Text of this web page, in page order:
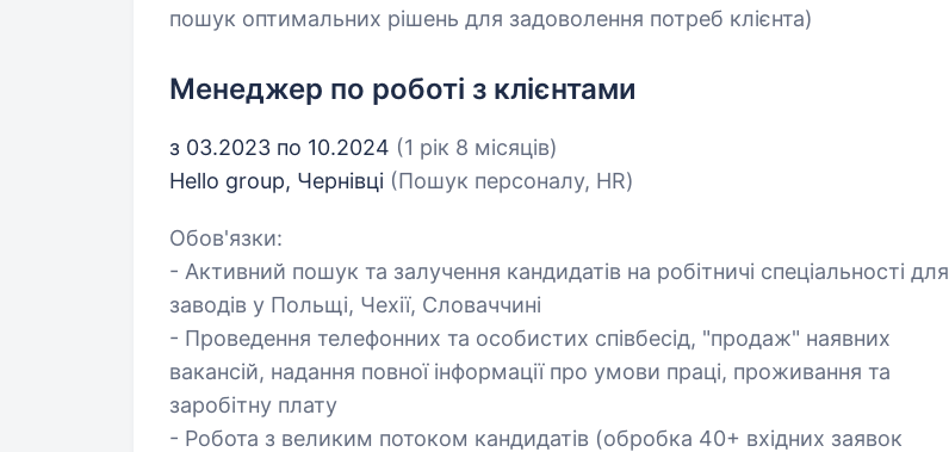
пошук оптимальних рішень для задоволення потреб клієнта)
Менеджер по роботі з клієнтами
з 03.2023 по 10.2024 (1 рік 8 місяців)
Hello group, Чернівці (Пошук персоналу, HR)
Обов'язки:
- Активний пошук та залучення кандидатів на робітничі спеціальності для
заводів у Польщі, Чехії, Словаччині
- Проведення телефонних та особистих співбесід, "продаж" наявних
вакансій, надання повної інформації про умови праці, проживання та
заробітну плату
- Робота з великим потоком кандидатів (обробка 40+ вхідних заявок